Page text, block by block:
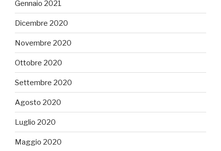
Gennaio 2021
Dicembre 2020
Novembre 2020
Ottobre 2020
Settembre 2020
Agosto 2020
Luglio 2020
Maggio 2020